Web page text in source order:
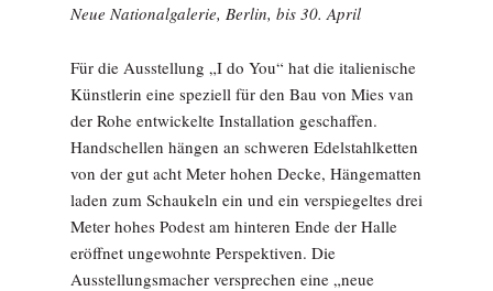
Neue Nationalgalerie, Berlin, bis 30. April
Für die Ausstellung „I do You“ hat die italienische
Künstlerin eine speziell für den Bau von Mies van
der Rohe entwickelte Installation geschaffen.
Handschellen hängen an schweren Edelstahlketten
von der gut acht Meter hohen Decke, Hängematten
laden zum Schaukeln ein und ein verspiegeltes drei
Meter hohes Podest am hinteren Ende der Halle
eröffnet ungewohnte Perspektiven. Die
Ausstellungsmacher versprechen eine „neue